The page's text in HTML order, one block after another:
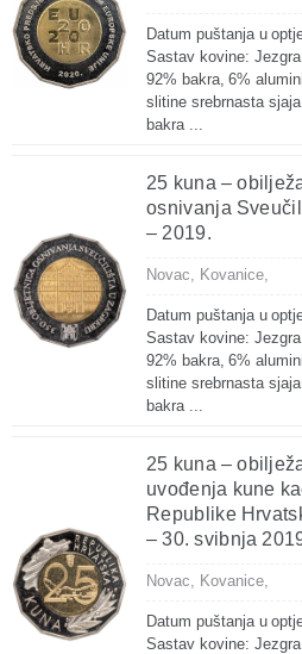
Datum puštanja u
Sastav kovine:
92% bakra, 6%
slitine srebrnasta
bakra ...
25 kuna –
osnivanja
– 2019.
Novac, Kovanice,
Datum puštanja u
Sastav kovine:
92% bakra, 6%
slitine srebrnasta
bakra ...
25 kuna –
uvođenja kune
Republike
– 30. svibnja
Novac, Kovanice,
Datum puštanja u
Sastav kovine: